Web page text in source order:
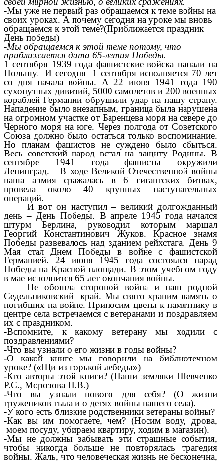
-Мы уже не первый раз обращаемся к теме войны на
своих уроках. А почему сегодня на уроке мы вновь
обращаемся к этой теме?(Приближается праздник
День победы)
-Мы обращаемся к этой теме потому, что
приближается дата 65-летия Победы.
1 сентября 1939 года фашистские войска напали на
Польшу. И сегодня 1 сентября исполняется 70 лет
со дня начала войны. А 22 июня 1941 года 190
сухопутных дивизий, 5000 самолетов и 200 военных
кораблей Германии обрушили удар на нашу страну.
Нападение было внезапным, граница была нарушена
на огромном участке от Баренцева моря на севере до
Черного моря на юге. Через полгода от Советского
Союза должно было остаться только воспоминание.
Но планам фашистов не суждено было сбыться.
Весь советский народ встал на защиту Родины. В
сентябре 1941 года фашисты окружили
Ленинград. В ходе Великой Отечественной войны
наша армия сражалась в 6 гигантских битвах,
провела около 40 крупных наступательных
операций.
И вот он наступил – великий долгожданный
день – День Победы. В апреле 1945 года начался
штурм Берлина, руководил которым маршал
Георгий Константинович Жуков. Красное знамя
Победы развевалось над зданием рейхстага. День 9
Мая стал Днем Победы в войне с фашистской
Германией. 24 июня 1945 года состоялся парад
Победы на Красной площади. В этом учебном году
в мае исполнится 65 лет окончания войны.
Не обошла стороной война и наш родной
Седельниковский край. Мы свято храним память о
погибших на войне. Приносим цветы к памятнику в
центре села встречаемся с ветеранами и поздравляем
их с праздником.
-Вспомните, к какому ветерану мы ходили с
поздравлениями?
-Что вы узнали о его жизни в годы войны?
-О какой книге мы говорили на библиотечном
уроке? («Щи из горькой лебеды»)
-Кто авторы этой книги? (Наши земляки Шевченко
Р.С., Морозова Н.В.)
-Что вы узнали нового для себя? (О жизни
тружеников тыла и о детях войны нашего села).
-У кого есть близкие родственники ветераны войны?
-Как вы им помогаете, чем? (Носим воду, дрова,
моем посуду, убираем квартиру, ходим в магазин).
-Мы не должны забывать эти страшные события,
чтобы никогда больше не повторялась трагедия
войны. Жаль, что человеческая жизнь не бесконечна,